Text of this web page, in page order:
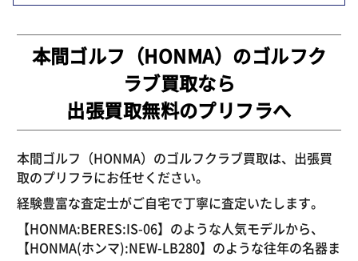
本間ゴルフ（HONMA）のゴルフク
ラブ買取なら
出張買取無料のプリフラへ
本間ゴルフ（HONMA）のゴルフクラブ買取は、出張買
取のプリフラにお任せください。
経験豊富な査定士がご自宅で丁寧に査定いたします。
【HONMA:BERES:IS-06】のような人気モデルから、
【HONMA(ホンマ):NEW-LB280】のような往年の名器ま